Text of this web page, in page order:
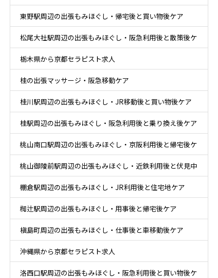
ケア
東野駅周辺の出張もみほぐし・帰宅後と買い物後ケア
松尾大社駅周辺の出張もみほぐし・阪急利用後と散策後ケ
ア
栃木県から京都セラピスト求人
桂の出張マッサージ・阪急移動ケア
桂川駅周辺の出張もみほぐし・JR移動後と買い物後ケア
桂駅周辺の出張もみほぐし・阪急利用後と乗り換え後ケア
桃山南口駅周辺の出張もみほぐし・京阪利用後と帰宅後ケ
ア
桃山御陵前駅周辺の出張もみほぐし・近鉄利用後と伏見中
心部ケア
棚倉駅周辺の出張もみほぐし・JR利用後と住宅地ケア
椥辻駅周辺の出張もみほぐし・用事後と帰宅後ケア
槇島町周辺の出張もみほぐし・仕事後と車移動後ケア
沖縄県から京都セラピスト求人
洛西口駅周辺の出張もみほぐし・阪急利用後と買い物後ケ